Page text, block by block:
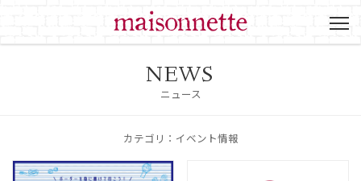
NEWS
ニュース
カテゴリ：イベント情報